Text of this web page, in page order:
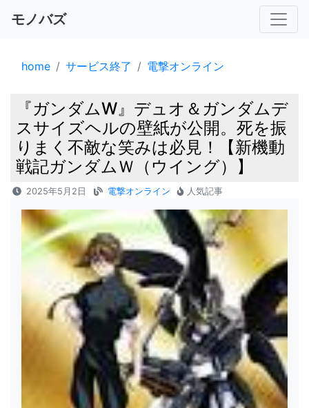
モノバズ
home サービス終了 電撃オンライン
『ガンダムW』デュオ＆ガンダムデ
スサイズヘルの壁紙が公開。死を振
りまく不敵な笑みは必見！【新機動
戦記ガンダムＷ（ウイング）】
2025年5月2日 電撃オンライン 人気記事